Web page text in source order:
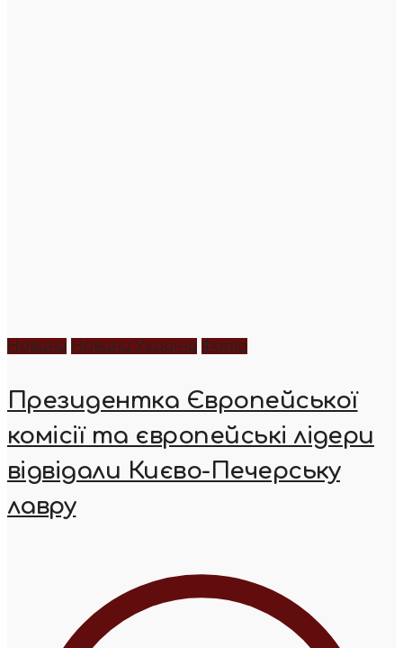
Новини Новини України Фото
Президентка Європейської
комісії та європейські лідери
відвідали Києво-Печерську
лавру